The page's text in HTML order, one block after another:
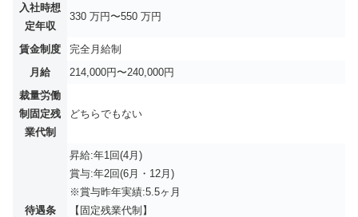
入社時想
定年収
330 万円〜550 万円
賃金制度
完全月給制
月給
214,000円〜240,000円
裁量労働
制固定残
業代制
どちらでもない
待遇条
昇給:年1回(4月)
賞与:年2回(6月・12月)
※賞与昨年実績:5.5ヶ月
【固定残業代制】